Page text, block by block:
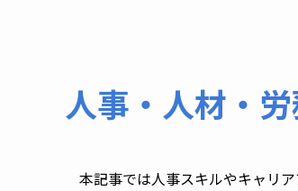
人事・人材・
本記事では人事スキルやキャリ